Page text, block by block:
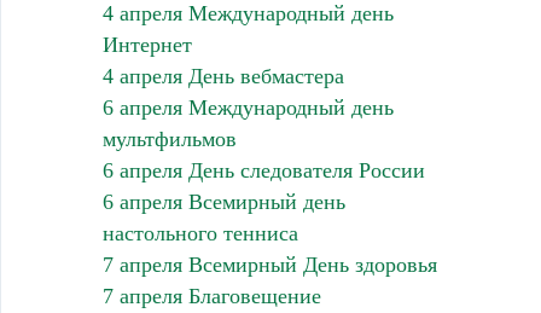
4 апреля Международный день
Интернет
4 апреля День вебмастера
6 апреля Международный день
мультфильмов
6 апреля День следователя России
6 апреля Всемирный день
настольного тенниса
7 апреля Всемирный День здоровья
7 апреля Благовещение